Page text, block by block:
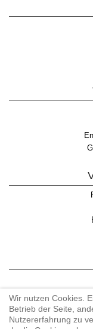
Wir nutzen Cookies.
Betrieb der Seite,
Nutzererfahrung zu